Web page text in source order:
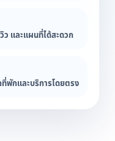
ว และแผนที่ได้สะดวก
ที่พักและบริการโดยตรง